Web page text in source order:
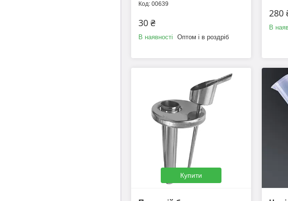
00639
30 ₴
В наявності Оптом і в роздріб
280
В
Купити